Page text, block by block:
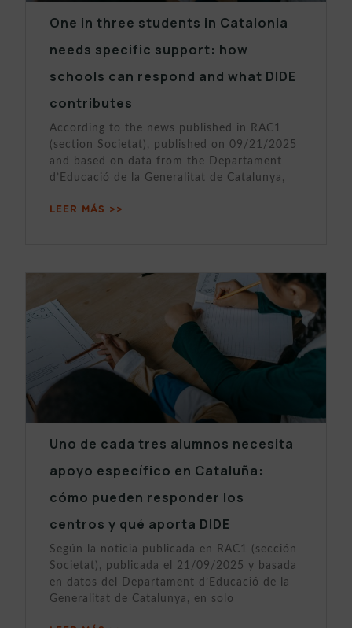
One in three students in Catalonia
needs specific support: how
schools can respond and what DIDE
contributes
According to the news published in RAC1
(section Societat), published on 09/21/2025
and based on data from the Departament
d’Educació de la Generalitat de Catalunya,
LEER MÁS >>
Uno de cada tres alumnos necesita
apoyo específico en Cataluña:
cómo pueden responder los
centros y qué aporta DIDE
Según la noticia publicada en RAC1 (sección
Societat), publicada el 21/09/2025 y basada
en datos del Departament d’Educació de la
Generalitat de Catalunya, en solo